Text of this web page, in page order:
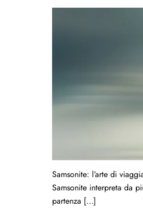
Samsonite: l’arte di
Samsonite interpreta da
partenza […]